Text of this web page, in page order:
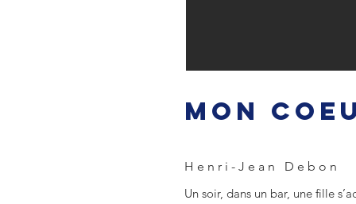
MON
Henri-Jean Debon
Un soir, dans un bar, une fille